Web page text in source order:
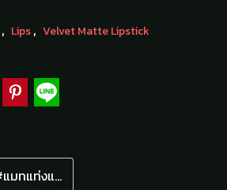
, Lips, Velvet Matte Lipstick
รายละเอียดสินค้า#แมทแท่งแดง ลิปเนื้อแมทกำหมะหยี่แต่ไม่แห้ง ปากไม่แห้งตึง เนื้อสีสดสวย บำรุงริมฝีปากตลอดวันด้วยวิตามินอี ติดทนนาน 8 ชม. แท่งใหญ่ของลิปมินิจิ๋ว โกลเด้นโรสลิปสติกเวลเวทแมทเบอร์27